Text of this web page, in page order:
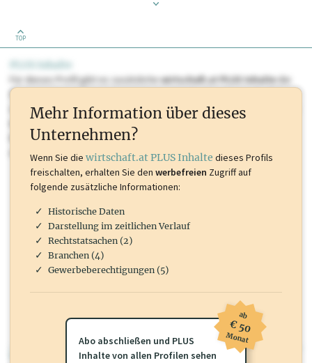
TOP
PLUS Inhalte
Für dieses Profil gibt es zusätzlichewirtschaft.at PLUS Inhaltedie
Sie momentan nicht einsehen können. Schalten Sie dieses Profil frei
oder loggen Sie sich ein um diese Inhalte zu sehen. wirtschaft.at PLUS
Marken, Patente, Rechtstatsachen, OTS-Aussendungen, und viele
mehr.
wirtschaft.at PLUS
Mehr Information über dieses
Unternehmen?
Wenn Sie die wirtschaft.at PLUS Inhalte dieses Profils
freischalten, erhalten Sie den werbefreien Zugriff auf
folgende zusätzliche Informationen:
Historische Daten
Darstellung im zeitlichen Verlauf
Rechtstatsachen (2)
Branchen (4)
Gewerbeberechtigungen (5)
Abo abschließen und PLUS
Inhalte von allen Profilen sehen
ab
€ 50
Monat